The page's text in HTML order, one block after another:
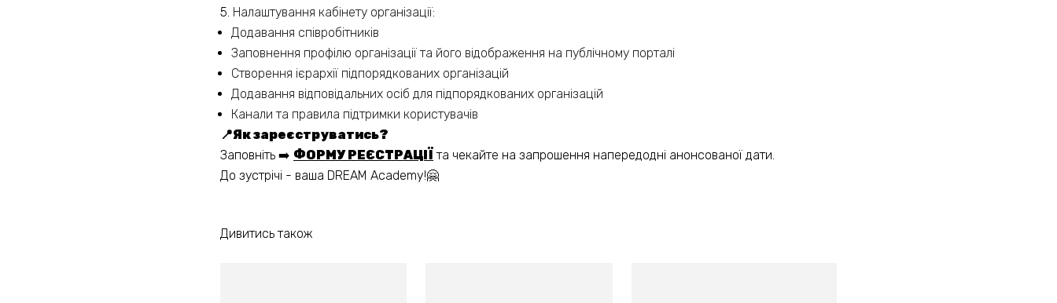
5. Налаштування кабінету організації:
Додавання співробітників
Заповнення профілю організації та його відображення на публічному порталі
Створення ієрархії підпорядкованих організацій
Додавання відповідальних осіб для підпорядкованих організацій
Канали та правила підтримки користувачів
📍Як зареєструватись?
Заповніть ➡️ ФОРМУ РЕЄСТРАЦІЇ та чекайте на запрошення напередодні анонсованої дати.
До зустрічі - ваша DREAM Academy!🤗
Дивитись також